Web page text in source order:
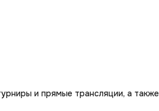
и прямые трансляции, а